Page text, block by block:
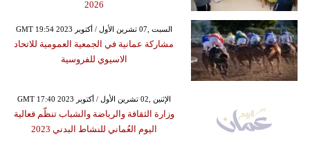
2026
GMT 19:54 2023 السبت ,07 تشرين الأول / أكتوبر
مشاركة عمانية في الجمعية العمومية للاتحاد
الاسيوي للفروسية
GMT 17:40 2023 الإثنين ,02 تشرين الأول / أكتوبر
وزارة الثقافة والرياضة والشباب تنظّم فعالية
اليوم العُماني للنشاط البدني 2023